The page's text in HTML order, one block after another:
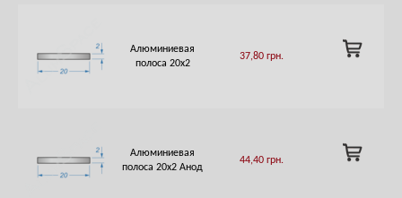
Алюминиевая
полоса 20х2
37,80 грн.
ADD
TO
Алюминиевая
полоса 20х2 Анод
44,40 грн.
ADD
TO